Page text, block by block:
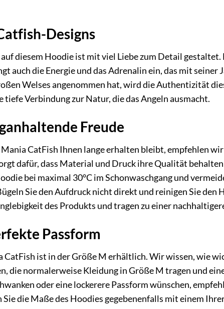
Designs
diesem Hoodie ist mit viel Liebe zum Detail
auch die Energie und das Adrenalin ein, das mit seiner
Welses angenommen hat, wird die Authentizität
tiefe Verbindung zur Natur, die das Angeln ausmacht.
Freude
CatFish Ihnen lange erhalten bleibt, empfehlen
dafür, dass Material und Druck ihre Qualität
bei maximal 30°C im Schonwaschgang und
Sie den Aufdruck nicht direkt und reinigen Sie den
des Produkts und tragen zu einer
Passform
CatFish ist in der Größe M erhältlich. Wir wissen, wie
die normalerweise Kleidung in Größe M tragen und
oder eine lockerere Passform wünschen,
die Maße des Hoodies gegebenenfalls mit einem